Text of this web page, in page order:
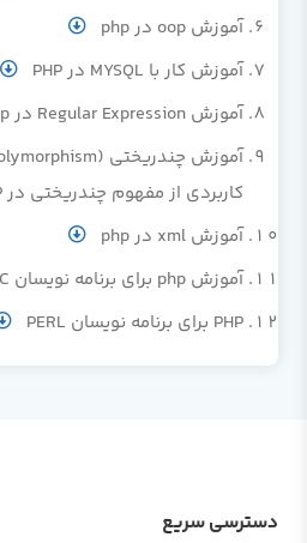
آموزش oop در php
آموزش کار با MYSQL در PHP
آموزش Regular Expression در php
کاربردی از مفهوم چندریختی در PHP شی گرا
آموزش xml در php
آموزش php برای برنامه نویسان C
PHP برای برنامه نویسان PERL
دسترسی سریع